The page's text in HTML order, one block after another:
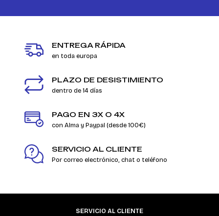
ENTREGA RÁPIDA
en toda europa
PLAZO DE DESISTIMIENTO
dentro de 14 días
PAGO EN 3X O 4X
con Alma y Paypal (desde 100€)
SERVICIO AL CLIENTE
Por correo electrónico, chat o teléfono
SERVICIO AL CLIENTE